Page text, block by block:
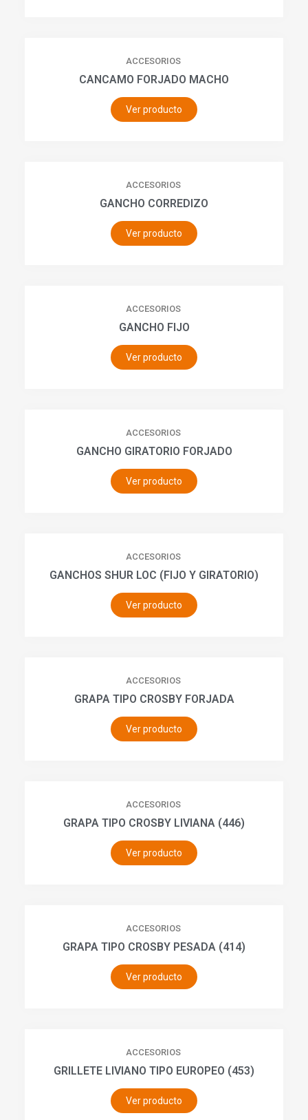
ACCESORIOS
CANCAMO FORJADO MACHO
Ver producto
ACCESORIOS
GANCHO CORREDIZO
Ver producto
ACCESORIOS
GANCHO FIJO
Ver producto
ACCESORIOS
GANCHO GIRATORIO FORJADO
Ver producto
ACCESORIOS
GANCHOS SHUR LOC (FIJO Y GIRATORIO)
Ver producto
ACCESORIOS
GRAPA TIPO CROSBY FORJADA
Ver producto
ACCESORIOS
GRAPA TIPO CROSBY LIVIANA (446)
Ver producto
ACCESORIOS
GRAPA TIPO CROSBY PESADA (414)
Ver producto
ACCESORIOS
GRILLETE LIVIANO TIPO EUROPEO (453)
Ver producto